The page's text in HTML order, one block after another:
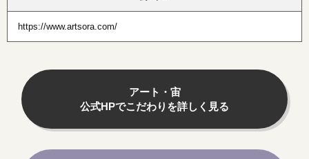
https://www.artsora.com/
アート・宙
公式HPでこだわりを詳しく見る